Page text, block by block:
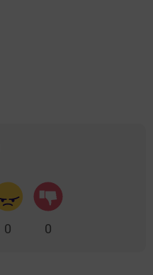
0 0